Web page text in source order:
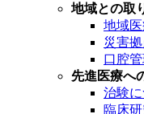
地域との取
地域
災害
口腔
先進医療へ
治験
臨床